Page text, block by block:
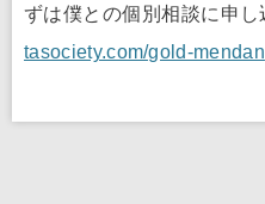
ずは僕との個別相談に申
tasociety.com/gold-mendan